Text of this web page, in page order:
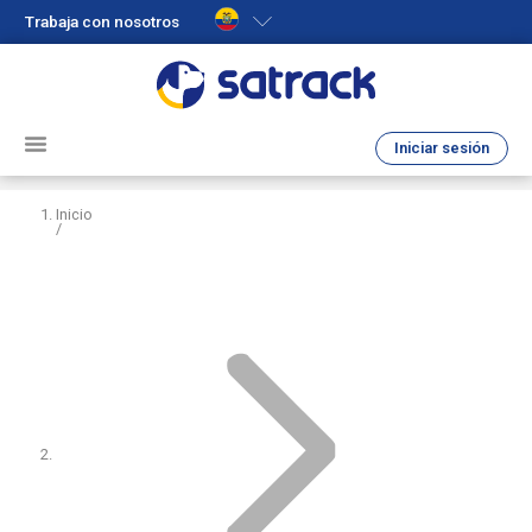
Trabaja con nosotros
Iniciar sesión
Inicio